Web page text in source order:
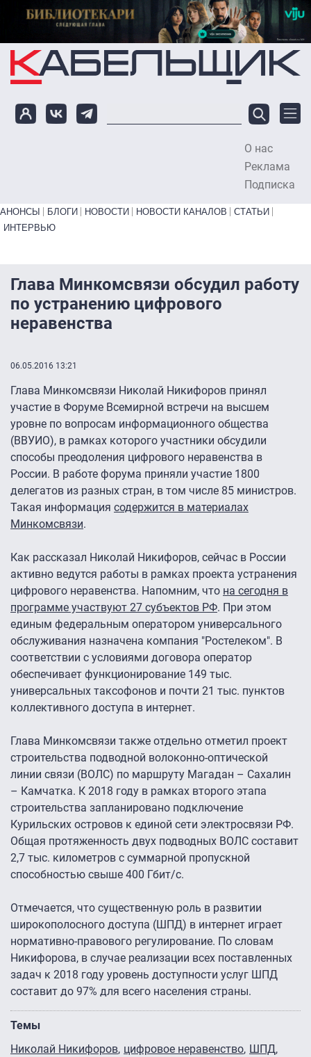
Перейти к основному содержанию
О нас
Реклама
Подписка
Primary links bottom
АНОНСЫ БЛОГИ НОВОСТИ НОВОСТИ КАНАЛОВ
СТАТЬИ
ИНТЕРВЬЮ
Глава Минкомсвязи обсудил работу
по устранению цифрового
неравенства
06.05.2016 13:21
Глава Минкомсвязи Николай Никифоров принял
участие в Форуме Всемирной встречи на высшем
уровне по вопросам информационного общества
(ВВУИО), в рамках которого участники обсудили
способы преодоления цифрового неравенства в
России. В работе форума приняли участие 1800
делегатов из разных стран, в том числе 85 министров.
Такая информация содержится в материалах
Минкомсвязи.
Как рассказал Николай Никифоров, сейчас в России
активно ведутся работы в рамках проекта устранения
цифрового неравенства. Напомним, что на сегодня в
программе участвуют 27 субъектов РФ. При этом
единым федеральным оператором универсального
обслуживания назначена компания "Ростелеком". В
соответствии с условиями договора оператор
обеспечивает функционирование 149 тыс.
универсальных таксофонов и почти 21 тыс. пунктов
коллективного доступа в интернет.
Глава Минкомсвязи также отдельно отметил проект
строительства подводной волоконно-оптической
линии связи (ВОЛС) по маршруту Магадан – Сахалин
– Камчатка. К 2018 году в рамках второго этапа
строительства запланировано подключение
Курильских островов к единой сети электросвязи РФ.
Общая протяженность двух подводных ВОЛС составит
2,7 тыс. километров с суммарной пропускной
способностью свыше 400 Гбит/с.
Отмечается, что существенную роль в развитии
широкополосного доступа (ШПД) в интернет играет
нормативно-правового регулирование. По словам
Никифорова, в случае реализации всех поставленных
задач к 2018 году уровень доступности услуг ШПД
составит до 97% для всего населения страны.
Темы
Николай Никифоров цифровое неравенство ШПД